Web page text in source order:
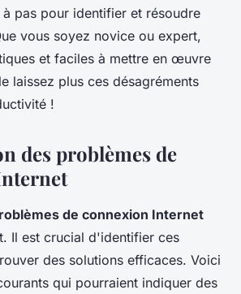
pas pour identifier et résoudre
vous soyez novice ou expert,
et faciles à mettre en œuvre
laissez plus ces désagréments
!
des problèmes de
de connexion Internet
Il est crucial d'identifier ces
des solutions efficaces. Voici
qui pourraient indiquer des